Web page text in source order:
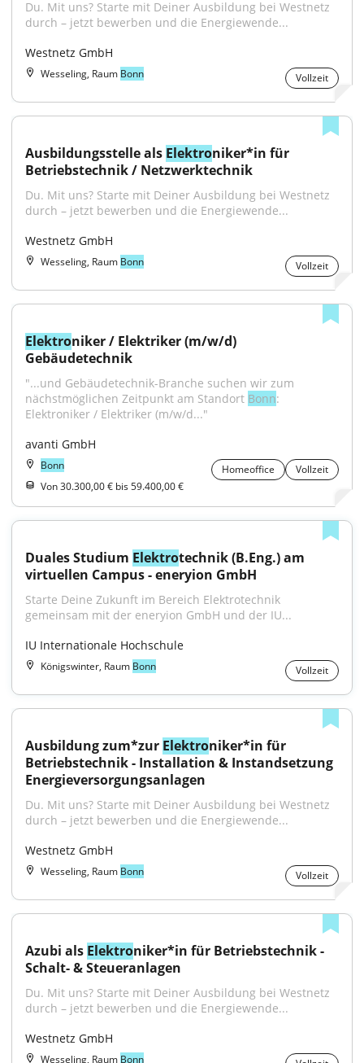
Du. Mit uns? Starte mit Deiner Ausbildung bei Westnetz
durch – jetzt bewerben und die Energiewende...
Westnetz GmbH
Wesseling, Raum Bonn Vollzeit
Ausbildungsstelle als Elektroniker*in für
Betriebstechnik / Netzwerktechnik
Du. Mit uns? Starte mit Deiner Ausbildung bei Westnetz
durch – jetzt bewerben und die Energiewende...
Westnetz GmbH
Wesseling, Raum Bonn Vollzeit
Elektroniker / Elektriker (m/w/d)
Gebäudetechnik
"...und Gebäudetechnik-Branche suchen wir zum
nächstmöglichen Zeitpunkt am Standort Bonn:
Elektroniker / Elektriker (m/w/d..."
avanti GmbH
Bonn Homeoffice
Vollzeit
Von 30.300,00 € bis 59.400,00 €
Duales Studium Elektrotechnik (B.Eng.) am
virtuellen Campus - eneryion GmbH
Starte Deine Zukunft im Bereich Elektrotechnik
gemeinsam mit der eneryion GmbH und der IU...
IU Internationale Hochschule
Königswinter, Raum Bonn Vollzeit
Ausbildung zum*zur Elektroniker*in für
Betriebstechnik - Installation & Instandsetzung
Energieversorgungsanlagen
Du. Mit uns? Starte mit Deiner Ausbildung bei Westnetz
durch – jetzt bewerben und die Energiewende...
Westnetz GmbH
Wesseling, Raum Bonn Vollzeit
Azubi als Elektroniker*in für Betriebstechnik -
Schalt- & Steueranlagen
Du. Mit uns? Starte mit Deiner Ausbildung bei Westnetz
durch – jetzt bewerben und die Energiewende...
Westnetz GmbH
Wesseling, Raum Bonn